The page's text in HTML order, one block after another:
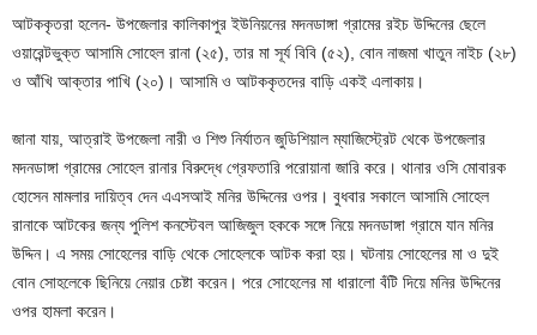
আটককৃতরা হলেন- উপজেলার কালিকাপুর ইউনিয়নের মদনডাঙ্গা গ্রামের রইচ উদ্দিনের ছেলে
ওয়ারেন্টভুক্ত আসামি সোহেল রানা (২৫), তার মা সূর্য বিবি (৫২), বোন নাজমা খাতুন নাইচ (২৮)
ও আঁখি আক্তার পাখি (২০)। আসামি ও আটককৃতদের বাড়ি একই এলাকায়।
জানা যায়, আত্রাই উপজেলা নারী ও শিশু নির্যাতন জুডিশিয়াল ম্যাজিস্ট্রেট থেকে উপজেলার
মদনডাঙ্গা গ্রামের সোহেল রানার বিরুদ্ধে গ্রেফতারি পরোয়ানা জারি করে। থানার ওসি মোবারক
হোসেন মামলার দায়িত্ব দেন এএসআই মনির উদ্দিনের ওপর। বুধবার সকালে আসামি সোহেল
রানাকে আটকের জন্য পুলিশ কনস্টেবল আজিজুল হককে সঙ্গে নিয়ে মদনডাঙ্গা গ্রামে যান মনির
উদ্দিন। এ সময় সোহেলের বাড়ি থেকে সোহেলকে আটক করা হয়। ঘটনায় সোহেলের মা ও দুই
বোন সোহলেকে ছিনিয়ে নেয়ার চেষ্টা করেন। পরে সোহেলের মা ধারালো বঁটি দিয়ে মনির উদ্দিনের
ওপর হামলা করেন।